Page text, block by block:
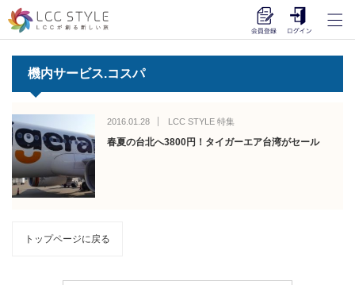
機内サービス.コスパ
2016.01.28 LCC STYLE 特集
春夏の台北へ3800円！タイガーエア台湾がセール
トップページに戻る